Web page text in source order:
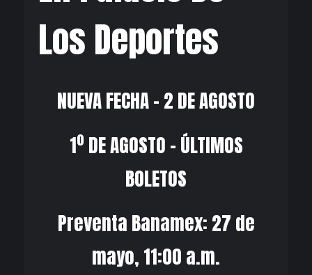
Los Deportes
NUEVA FECHA – 2 DE AGOSTO
1º DE AGOSTO – ÚLTIMOS
BOLETOS
Preventa Banamex: 27 de
mayo, 11:00 a.m.